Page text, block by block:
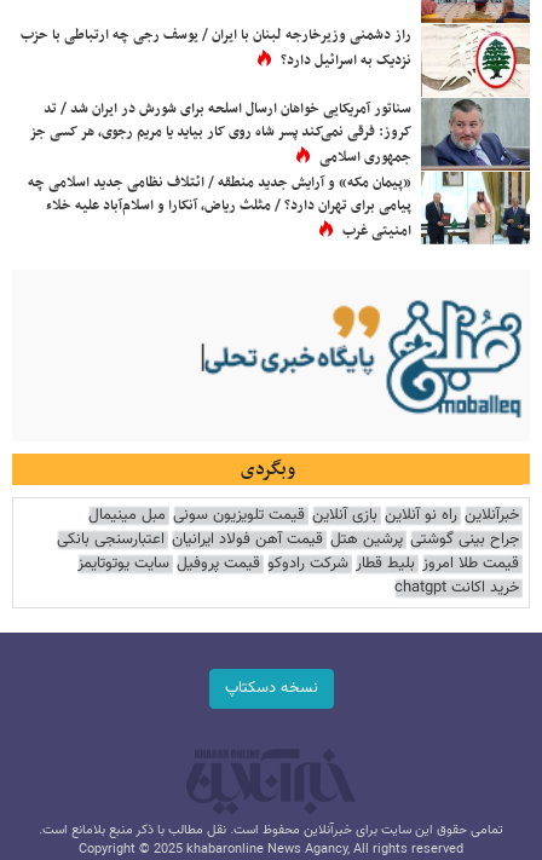
راز دشمنی وزیرخارجه لبنان با ایران / یوسف رجی چه ارتباطی با حزب
نزدیک به اسرائیل دارد؟
سناتور آمریکایی خواهان ارسال اسلحه برای شورش در ایران شد / تد
کروز: فرقی نمی‌کند پسر شاه روی کار بیاید یا مریم رجوی، هر کسی جز
جمهوری اسلامی
«پیمان مکه» و آرایش جدید منطقه / ائتلاف نظامی جدید اسلامی چه
پیامی برای تهران دارد؟ / مثلث ریاض، آنکارا و اسلام‌آباد علیه خلاء
امنیتی غرب
وبگردی
خبرآنلاین راه نو آنلاین بازی آنلاین قیمت تلویزیون سونی مبل مینیمال
جراح بینی گوشتی پرشین هتل قیمت آهن فولاد ایرانیان اعتبارسنجی بانکی
قیمت طلا امروز بلیط قطار شرکت رادوکو قیمت پروفیل سایت یوتوتایمز
خرید اکانت chatgpt
نسخه دسکتاپ
تمامی حقوق این سایت برای خبرآنلاین محفوظ است. نقل مطالب با ذکر منبع بلامانع است.
Copyright © 2025 khabaronline News Agancy, All rights reserved